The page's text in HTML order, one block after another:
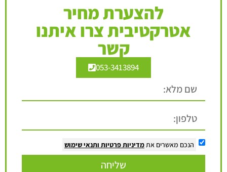
להצערת מחיר
אטרקטיבית צרו איתנו
קשר
053-3413894
הנכם מאשרים אתמדיניות פרטיות ותנאי שימוש
שליחה